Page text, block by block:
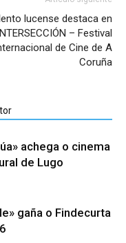
lucense destaca en
– Festival
de Cine de A
Coruña
achega o cinema
de Lugo
gaña o Findecurta